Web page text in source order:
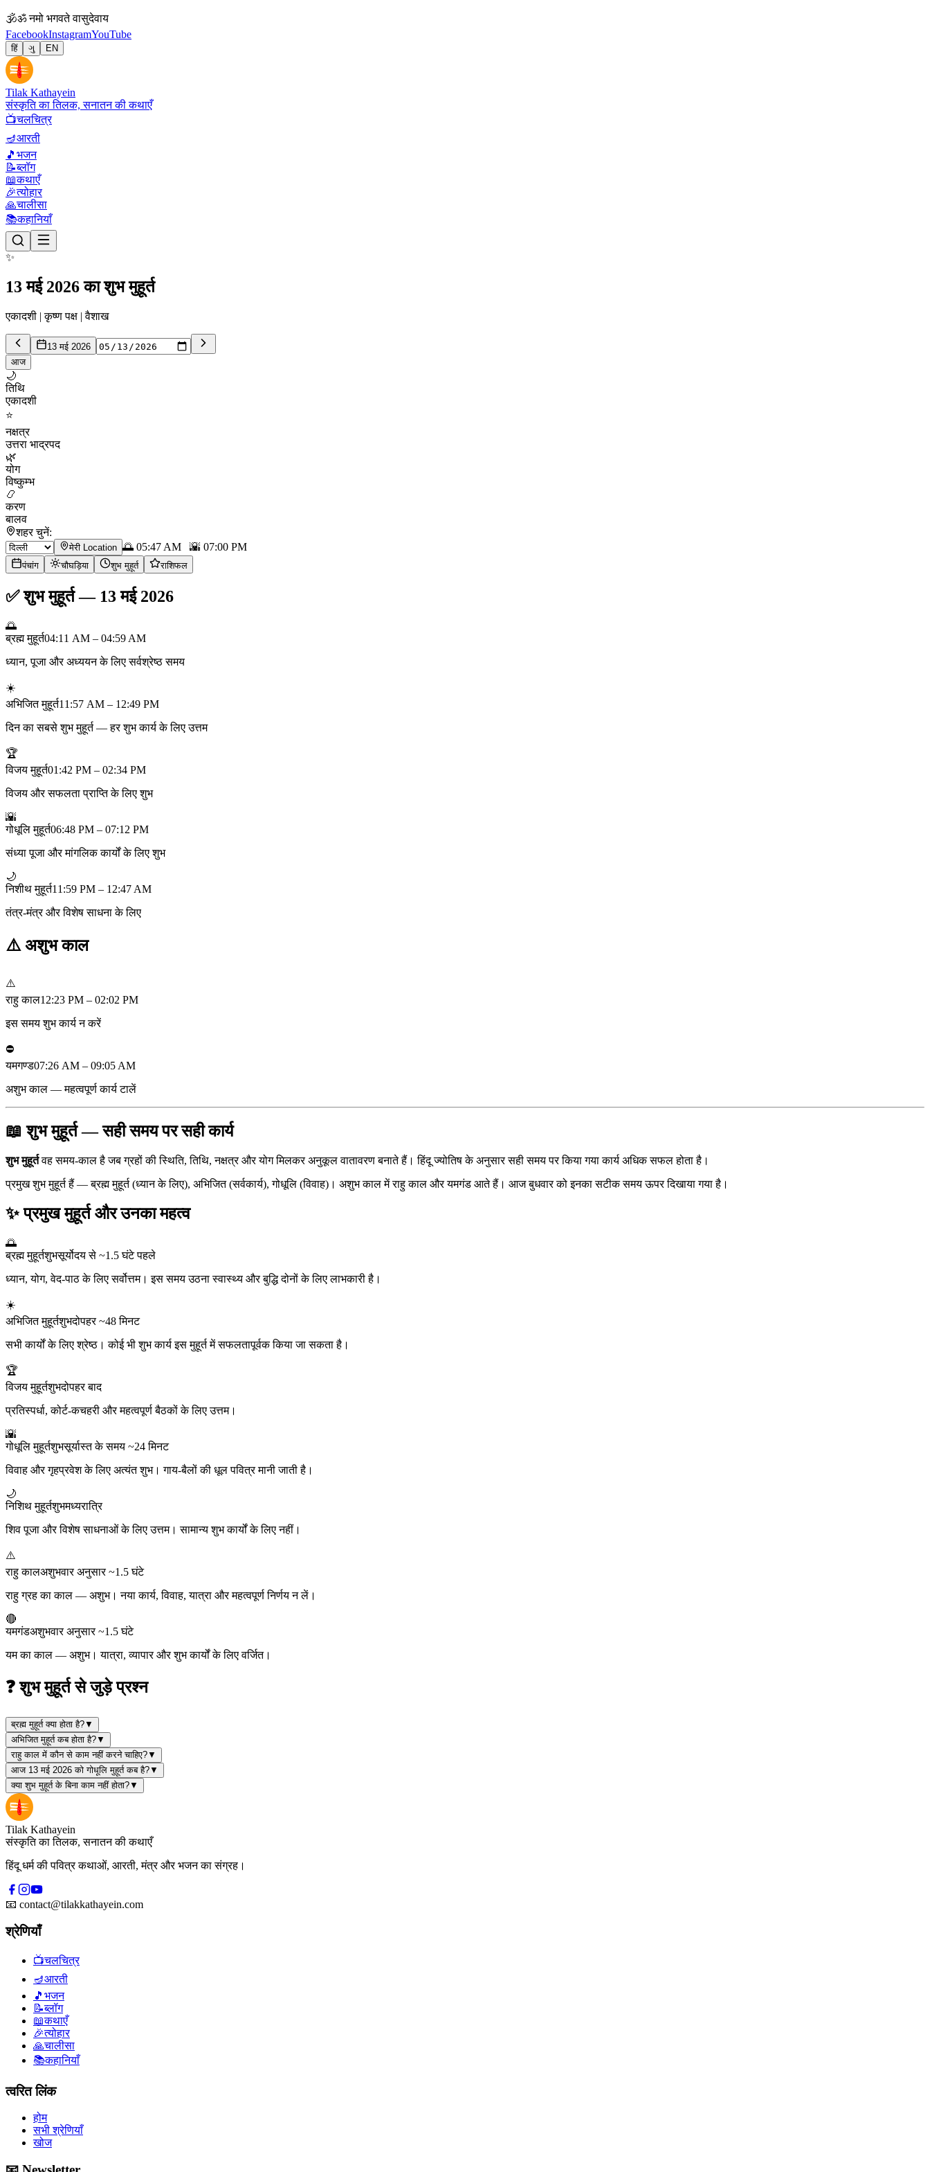
🕉ॐ नमो भगवते वासुदेवाय
FacebookInstagramYouTube
हिं ગુ EN
Tilak Kathayein
संस्कृति का तिलक, सनातन की कथाएँ
📺चलचित्र
🪔आरती
🎵 भजन
📝ब्लॉग
📖कथाएँ
🎉त्योहार
🙏चालीसा
📚कहानियाँ
✨
13 मई 2026 का शुभ मुहूर्त
एकादशी | कृष्ण पक्ष | वैशाख
13 मई 2026
आज
🌙
तिथि
एकादशी
⭐
नक्षत्र
उत्तरा भाद्रपद
🌿
योग
विष्कुम्भ
📿
करण
बालव
शहर चुनें:
मेरी Location 🌅 05:47 AM 🌇 07:00 PM
पंचांग चौघड़िया शुभ मुहूर्त राशिफल
✅शुभ मुहूर्त— 13 मई 2026
🌅
ब्रह्म मुहूर्त04:11 AM – 04:59 AM
ध्यान, पूजा और अध्ययन के लिए सर्वश्रेष्ठ समय
☀️
अभिजित मुहूर्त11:57 AM – 12:49 PM
दिन का सबसे शुभ मुहूर्त — हर शुभ कार्य के लिए उत्तम
🏆
विजय मुहूर्त01:42 PM – 02:34 PM
विजय और सफलता प्राप्ति के लिए शुभ
🌇
गोधूलि मुहूर्त06:48 PM – 07:12 PM
संध्या पूजा और मांगलिक कार्यों के लिए शुभ
🌙
निशीथ मुहूर्त11:59 PM – 12:47 AM
तंत्र-मंत्र और विशेष साधना के लिए
⚠️ अशुभ काल
⚠️
राहु काल12:23 PM – 02:02 PM
इस समय शुभ कार्य न करें
⛔
यमगण्ड07:26 AM – 09:05 AM
अशुभ काल — महत्वपूर्ण कार्य टालें
📖 शुभ मुहूर्त — सही समय पर सही कार्य
शुभ मुहूर्तवह समय-काल है जब ग्रहों की स्थिति, तिथि, नक्षत्र और योग मिलकर अनुकूल वातावरण बनाते हैं। हिंदू ज्योतिष के अनुसार सही समय पर किया गया कार्य अधिक सफल होता है।
प्रमुख शुभ मुहूर्त हैं — ब्रह्म मुहूर्त (ध्यान के लिए), अभिजित (सर्वकार्य), गोधूलि (विवाह)। अशुभ काल में राहु काल और यमगंड आते हैं। आज बुधवार को इनका सटीक समय ऊपर दिखाया गया है।
✨ प्रमुख मुहूर्त और उनका महत्व
🌅
ब्रह्म मुहूर्तशुभसूर्योदय से ~1.5 घंटे पहले
ध्यान, योग, वेद-पाठ के लिए सर्वोत्तम। इस समय उठना स्वास्थ्य और बुद्धि दोनों के लिए लाभकारी है।
☀️
अभिजित मुहूर्तशुभदोपहर ~48 मिनट
सभी कार्यों के लिए श्रेष्ठ। कोई भी शुभ कार्य इस मुहूर्त में सफलतापूर्वक किया जा सकता है।
🏆
विजय मुहूर्तशुभदोपहर बाद
प्रतिस्पर्धा, कोर्ट-कचहरी और महत्वपूर्ण बैठकों के लिए उत्तम।
🌇
गोधूलि मुहूर्तशुभसूर्यास्त के समय ~24 मिनट
विवाह और गृहप्रवेश के लिए अत्यंत शुभ। गाय-बैलों की धूल पवित्र मानी जाती है।
🌙
निशिथ मुहूर्तशुभमध्यरात्रि
शिव पूजा और विशेष साधनाओं के लिए उत्तम। सामान्य शुभ कार्यों के लिए नहीं।
⚠️
राहु कालअशुभवार अनुसार ~1.5 घंटे
राहु ग्रह का काल — अशुभ। नया कार्य, विवाह, यात्रा और महत्वपूर्ण निर्णय न लें।
🔴
यमगंडअशुभवार अनुसार ~1.5 घंटे
यम का काल — अशुभ। यात्रा, व्यापार और शुभ कार्यों के लिए वर्जित।
❓ शुभ मुहूर्त से जुड़े प्रश्न
ब्रह्म मुहूर्त क्या होता है?▼
अभिजित मुहूर्त कब होता है?▼
राहु काल में कौन से काम नहीं करने चाहिए?▼
आज 13 मई 2026 को गोधूलि मुहूर्त कब है?▼
क्या शुभ मुहूर्त के बिना काम नहीं होता?▼
Tilak Kathayein
संस्कृति का तिलक, सनातन की कथाएँ
हिंदू धर्म की पवित्र कथाओं, आरती, मंत्र और भजन का संग्रह।
📧 contact@tilakkathayein.com
श्रेणियाँ
📺चलचित्र
🪔आरती
🎵 भजन
📝ब्लॉग
📖कथाएँ
🎉त्योहार
🙏चालीसा
📚कहानियाँ
त्वरित लिंक
होम
सभी श्रेणियाँ
खोज